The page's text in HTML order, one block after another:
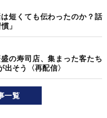
短くても伝わったのか？話
」
の寿司店、集まった客たち
そう〈再配信〉
一覧